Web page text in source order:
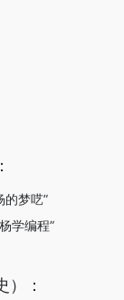
的梦呓”
学编程”
：